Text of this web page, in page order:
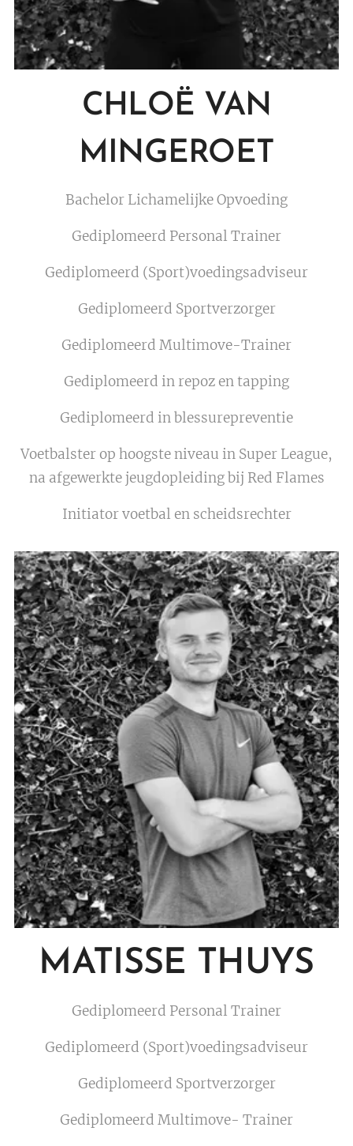
CHLOË VAN
MINGEROET
Bachelor Lichamelijke Opvoeding
Gediplomeerd Personal Trainer
Gediplomeerd (Sport)voedingsadviseur
Gediplomeerd Sportverzorger
Gediplomeerd Multimove-Trainer
Gediplomeerd in repoz en tapping
Gediplomeerd in blessurepreventie
Voetbalster op hoogste niveau in Super League,
na afgewerkte jeugdopleiding bij Red Flames
Initiator voetbal en scheidsrechter
MATISSE THUYS
Gediplomeerd Personal Trainer
Gediplomeerd (Sport)voedingsadviseur
Gediplomeerd Sportverzorger
Gediplomeerd Multimove- Trainer